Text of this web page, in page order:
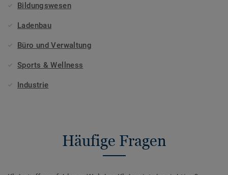
Bildungswesen
Ladenbau
Büro und Verwaltung
Sports & Wellness
Industrie
Häufige Fragen